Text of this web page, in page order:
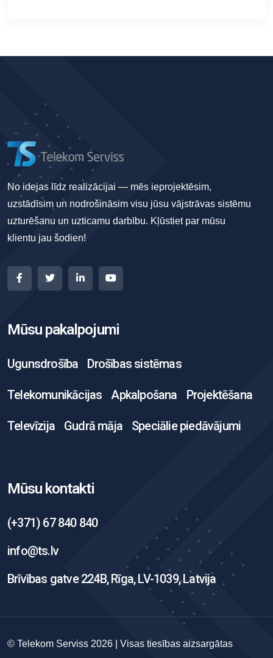
No idejas līdz realizācijai — mēs ieprojektēsim,
uzstādīsim un nodrošināsim visu jūsu vājstrāvas sistēmu
uzturēšanu un uzticamu darbību. Kļūstiet par mūsu
klientu jau šodien!
Mūsu pakalpojumi
Ugunsdrošība Drošības sistēmas
Telekomunikācijas Apkalpošana Projektēšana
Televīzija Gudrā māja Speciālie piedāvājumi
Mūsu kontakti
(+371) 67 840 840
info@ts.lv
Brīvības gatve 224B, Rīga, LV-1039, Latvija
© Telekom Serviss 2026 | Visas tiesības aizsargātas